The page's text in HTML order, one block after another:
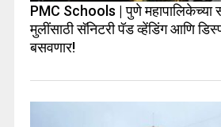
PMC Schools | पुणे महापालिकेच्या
मुलींसाठी सॅनिटरी पॅड व्हेंडिंग आणि
बसवणार!